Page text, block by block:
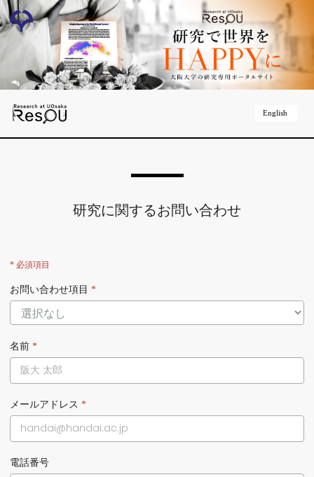
English
研究に関するお問い合わせ
* 必須項目
お問い合わせ項目 *
名前 *
メールアドレス *
電話番号